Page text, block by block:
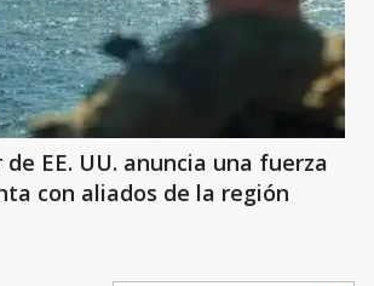
de EE. UU. anuncia una fuerza
con aliados de la región